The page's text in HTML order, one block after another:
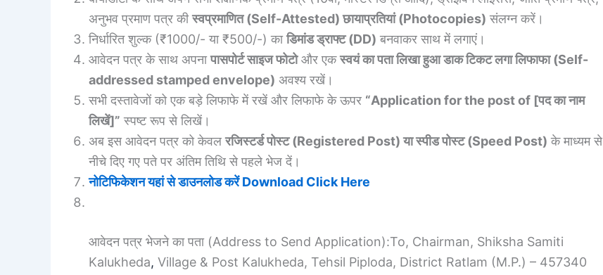
अनुभव प्रमाण पत्र कीस्वप्रमाणित (Self-Attested) छायाप्रतियां (Photocopies) संलग्न करें।
निर्धारित शुल्क (₹1000/- या ₹500/-) काडिमांड ड्राफ्ट (DD) बनवाकर साथ में लगाएं।
आवेदन पत्र के साथ अपनापासपोर्ट साइज फोटोऔर एकस्वयं का पता लिखा हुआ डाक टिकट लगा लिफाफा (Self-
addressed stamped envelope) अवश्य रखें।
सभी दस्तावेजों को एक बड़े लिफाफे में रखें और लिफाफे के ऊपर “Application for the post of [पद का नाम
लिखें]” स्पष्ट रूप से लिखें।
अब इस आवेदन पत्र को केवलरजिस्टर्ड पोस्ट (Registered Post) या स्पीड पोस्ट (Speed Post) के माध्यम से
नीचे दिए गए पते पर अंतिम तिथि से पहले भेज दें।
नोटिफिकेशन यहां से डाउनलोड करें Download Click Here
आवेदन पत्र भेजने का पता (Address to Send Application):To, Chairman, Shiksha Samiti
Kalukheda, Village & Post Kalukheda, Tehsil Piploda, District Ratlam (M.P.) – 457340